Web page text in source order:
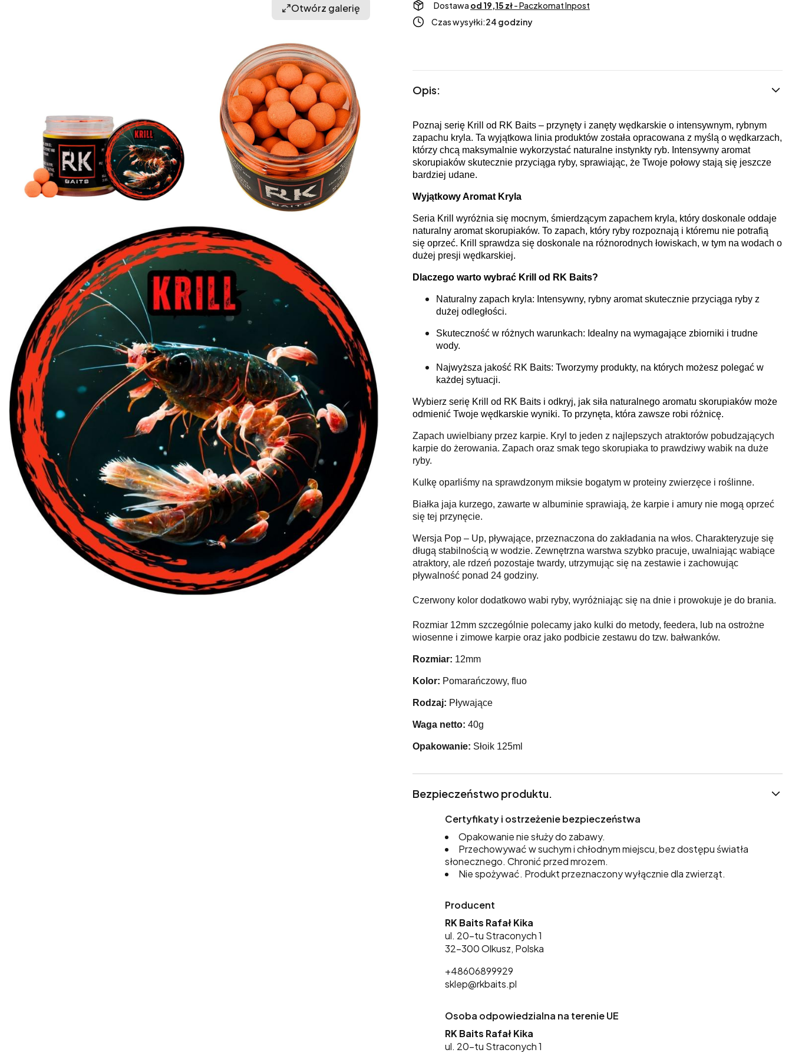
Otwórz galerię Dostawa od 19,15 zł- Paczkomat Inpost
Czas wysyłki:24 godziny
Opis:
Poznaj serię Krill od RK Baits – przynęty i zanęty wędkarskie o intensywnym, rybnym
zapachu kryla. Ta wyjątkowa linia produktów została opracowana z myślą o wędkarzach,
którzy chcą maksymalnie wykorzystać naturalne instynkty ryb. Intensywny aromat
skorupiaków skutecznie przyciąga ryby, sprawiając, że Twoje połowy stają się jeszcze
bardziej udane.
Wyjątkowy Aromat Kryla
Seria Krill wyróżnia się mocnym, śmierdzącym zapachem kryla, który doskonale oddaje
naturalny aromat skorupiaków. To zapach, który ryby rozpoznają i któremu nie potrafią
się oprzeć. Krill sprawdza się doskonale na różnorodnych łowiskach, w tym na wodach o
dużej presji wędkarskiej.
Dlaczego warto wybrać Krill od RK Baits?
Naturalny zapach kryla: Intensywny, rybny aromat skutecznie przyciąga ryby z
dużej odległości.
Skuteczność w różnych warunkach: Idealny na wymagające zbiorniki i trudne
wody.
Najwyższa jakość RK Baits: Tworzymy produkty, na których możesz polegać w
każdej sytuacji.
Wybierz serię Krill od RK Baits i odkryj, jak siła naturalnego aromatu skorupiaków może
odmienić Twoje wędkarskie wyniki. To przynęta, która zawsze robi różnicę.
Zapach uwielbiany przez karpie. Kryl to jeden z najlepszych atraktorów pobudzających
karpie do żerowania. Zapach oraz smak tego skorupiaka to prawdziwy wabik na duże
ryby.
Kulkę oparliśmy na sprawdzonym miksie bogatym w proteiny zwierzęce i roślinne.
Białka jaja kurzego, zawarte w albuminie sprawiają, że karpie i amury nie mogą oprzeć
się tej przynęcie.
Wersja Pop – Up, pływające, przeznaczona do zakładania na włos. Charakteryzuje się
długą stabilnością w wodzie. Zewnętrzna warstwa szybko pracuje, uwalniając wabiące
atraktory, ale rdzeń pozostaje twardy, utrzymując się na zestawie i zachowując
pływalność ponad 24 godziny.
Czerwony kolor dodatkowo wabi ryby, wyróżniając się na dnie i prowokuje je do brania.
Rozmiar 12mm szczególnie polecamy jako kulki do metody, feedera, lub na ostrożne
wiosenne i zimowe karpie oraz jako podbicie zestawu do tzw. bałwanków.
Rozmiar: 12mm
Kolor: Pomarańczowy, fluo
Rodzaj: Pływające
Waga netto: 40g
Opakowanie: Słoik 125ml
Bezpieczeństwo produktu.
Certyfikaty i ostrzeżenie bezpieczeństwa
Opakowanie nie służy do zabawy.
Przechowywać w suchym i chłodnym miejscu, bez dostępu światła
słonecznego. Chronić przed mrozem.
Nie spożywać. Produkt przeznaczony wyłącznie dla zwierząt.
Producent
RK Baits Rafał Kika
ul. 20-tu Straconych 1
32-300 Olkusz, Polska
+48606899929
sklep@rkbaits.pl
Osoba odpowiedzialna na terenie UE
RK Baits Rafał Kika
ul. 20-tu Straconych 1